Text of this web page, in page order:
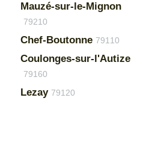
Mauzé-sur-le-Mignon
79210
Chef-Boutonne 79110
Coulonges-sur-l'Autize
79160
Lezay 79120